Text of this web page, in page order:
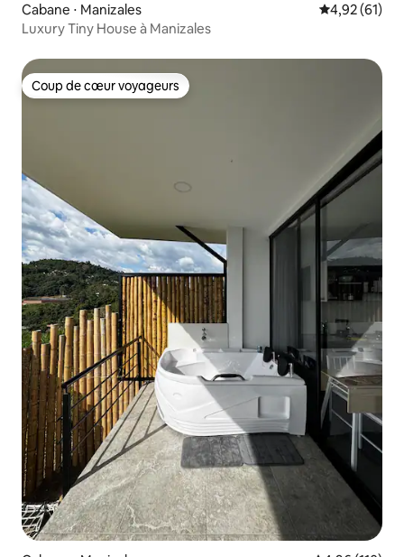
Cabane ⋅ Manizales Évaluation
4,92 (61)
Luxury Tiny House à Manizales
Coup de cœur voyageurs
Coup de cœur voyageurs